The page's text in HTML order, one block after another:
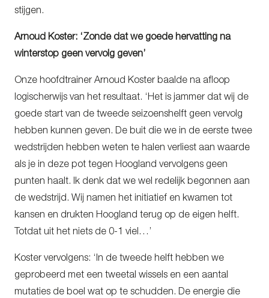
stijgen.
Arnoud Koster: ‘Zonde dat we goede hervatting na
winterstop geen vervolg geven’
Onze hoofdtrainer Arnoud Koster baalde na afloop
logischerwijs van het resultaat. ‘Het is jammer dat wij de
goede start van de tweede seizoenshelft geen vervolg
hebben kunnen geven. De buit die we in de eerste twee
wedstrijden hebben weten te halen verliest aan waarde
als je in deze pot tegen Hoogland vervolgens geen
punten haalt. Ik denk dat we wel redelijk begonnen aan
de wedstrijd. Wij namen het initiatief en kwamen tot
kansen en drukten Hoogland terug op de eigen helft.
Totdat uit het niets de 0-1 viel…’
Koster vervolgens: ‘In de tweede helft hebben we
geprobeerd met een tweetal wissels en een aantal
mutaties de boel wat op te schudden. De energie die